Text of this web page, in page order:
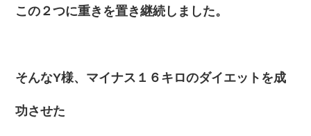
この２つに重きを置き継続しました。
そんなY様、マイナス１６キロのダイエットを成
功させた